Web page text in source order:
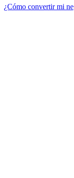
¿Cómo convertir mi